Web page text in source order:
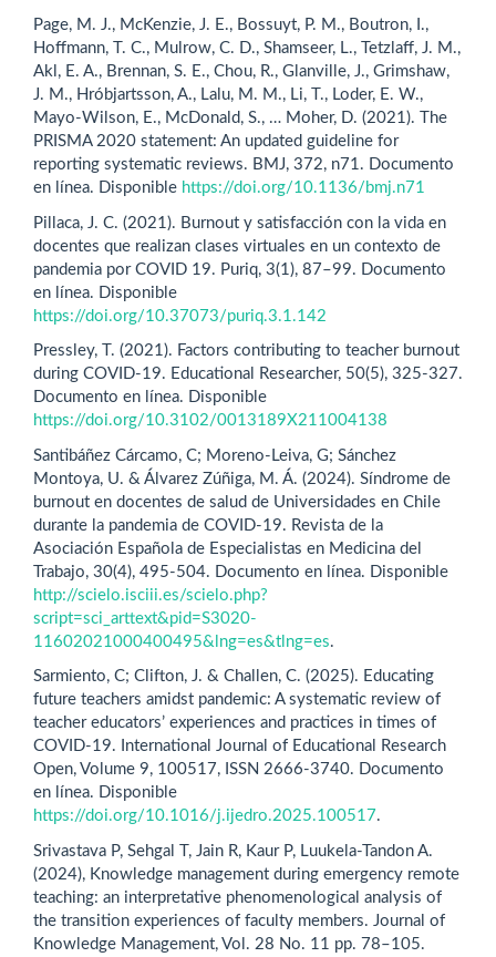
Page, M. J., McKenzie, J. E., Bossuyt, P. M., Boutron, I.,
Hoffmann, T. C., Mulrow, C. D., Shamseer, L., Tetzlaff, J. M.,
Akl, E. A., Brennan, S. E., Chou, R., Glanville, J., Grimshaw,
J. M., Hróbjartsson, A., Lalu, M. M., Li, T., Loder, E. W.,
Mayo-Wilson, E., McDonald, S., … Moher, D. (2021). The
PRISMA 2020 statement: An updated guideline for
reporting systematic reviews. BMJ, 372, n71. Documento
en línea. Disponible https://doi.org/10.1136/bmj.n71
Pillaca, J. C. (2021). Burnout y satisfacción con la vida en
docentes que realizan clases virtuales en un contexto de
pandemia por COVID 19. Puriq, 3(1), 87–99. Documento
en línea. Disponible
https://doi.org/10.37073/puriq.3.1.142
Pressley, T. (2021). Factors contributing to teacher burnout
during COVID-19. Educational Researcher, 50(5), 325-327.
Documento en línea. Disponible
https://doi.org/10.3102/0013189X211004138
Santibáñez Cárcamo, C; Moreno-Leiva, G; Sánchez
Montoya, U. & Álvarez Zúñiga, M. Á. (2024). Síndrome de
burnout en docentes de salud de Universidades en Chile
durante la pandemia de COVID-19. Revista de la
Asociación Española de Especialistas en Medicina del
Trabajo, 30(4), 495-504. Documento en línea. Disponible
http://scielo.isciii.es/scielo.php?
script=sci_arttext&pid=S3020-
11602021000400495&lng=es&tlng=es.
Sarmiento, C; Clifton, J. & Challen, C. (2025). Educating
future teachers amidst pandemic: A systematic review of
teacher educators’ experiences and practices in times of
COVID-19. International Journal of Educational Research
Open, Volume 9, 100517, ISSN 2666-3740. Documento
en línea. Disponible
https://doi.org/10.1016/j.ijedro.2025.100517.
Srivastava P, Sehgal T, Jain R, Kaur P, Luukela-Tandon A.
(2024), Knowledge management during emergency remote
teaching: an interpretative phenomenological analysis of
the transition experiences of faculty members. Journal of
Knowledge Management, Vol. 28 No. 11 pp. 78–105.